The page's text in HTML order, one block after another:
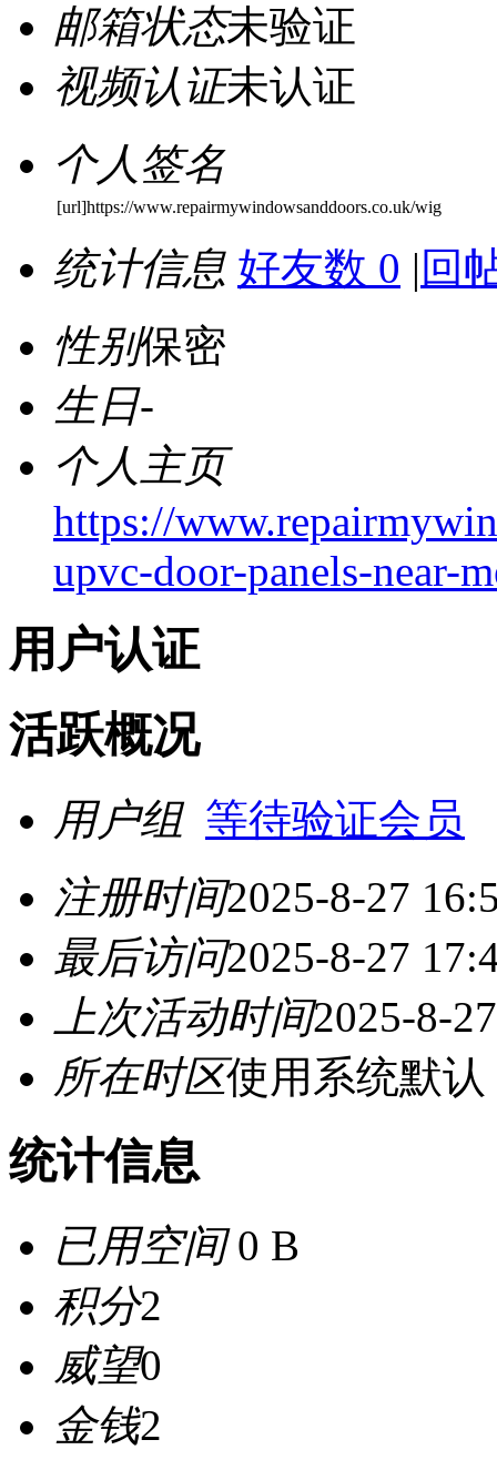
邮箱状态未验证
视频认证未认证
个人签名
[url]https://www.repairmywindowsanddoors.co.uk/wig
统计信息 好友数 0 | 回
性别保密
生日-
个人主页
https://
upvc-door-panels-near-
用户认证
活跃概况
用户组 等待验证会员
注册时间2025-8-27
最后访问2025-8-27
上次活动时间2025-8-
所在时区使用系统默认
统计信息
已用空间0 B
积分2
威望0
金钱2